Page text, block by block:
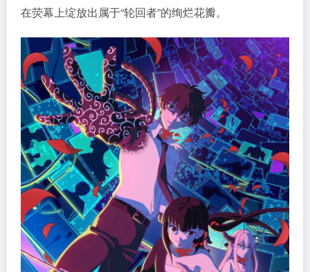
在荧幕上绽放出属于“轮回者”的绚烂花瓣。